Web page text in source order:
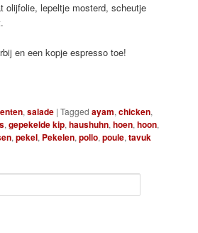
olijfolie, lepeltje mosterd, scheutje
en een kopje espresso toe!
,salade |Tagged ayam,chicken,
,gepekelde kip,haushuhn,hoen,hoon,
,pekel, Pekelen,pollo,poule,tavuk